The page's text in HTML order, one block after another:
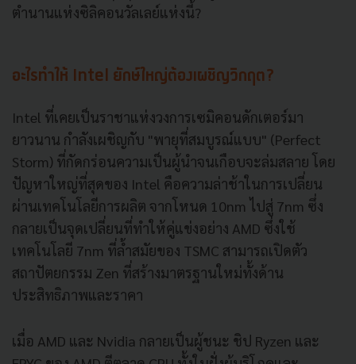
ตำนานแห่งซิลิคอนวัลเลย์แห่งนี้?
อะไรทำให้ Intel ยักษ์ใหญ่ต้องเผชิญวิกฤต?
Intel ที่เคยเป็นราชาแห่งวงการเซมิคอนดักเตอร์มา
ยาวนาน กำลังเผชิญกับ "พายุที่สมบูรณ์แบบ" (Perfect
Storm) ที่กัดกร่อนความเป็นผู้นำจนเกือบจะล่มสลาย โดย
ปัญหาใหญ่ที่สุดของ Intel คือความล่าช้าในการเปลี่ยน
ผ่านเทคโนโลยีการผลิต จากโหนด 10nm ไปสู่ 7nm ซึ่ง
กลายเป็นจุดเปลี่ยนที่ทำให้คู่แข่งอย่าง AMD ซึ่งใช้
เทคโนโลยี 7nm ที่ล้ำสมัยของ TSMC สามารถเปิดตัว
สถาปัตยกรรม Zen ที่สร้างมาตรฐานใหม่ทั้งด้าน
ประสิทธิภาพและราคา
เมื่อ AMD และ Nvidia กลายเป็นผู้ชนะ ชิป Ryzen และ